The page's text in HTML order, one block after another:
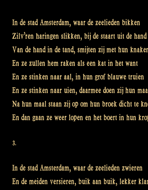
In de stad Amsterdam, waar de zeelieden bikken
Zilv’ren haringen slikken, bij de staart uit de hand
Van de hand in de tand, smijten zij met hun
En ze zullen hem raken als een kat in het want
En ze stinken naar aal, in hun grof blauwe truien
En ze stinken naar uien, daarmee doen zij hun
Na hun maal staan zij op om hun broek dicht te
En dan gaan ze weer lopen en het boert in hun
3.
In de stad Amsterdam, waar de zeelieden zwieren
En de meiden versieren, buik aan buik, lekker